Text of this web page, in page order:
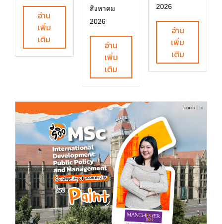
อ่าน
เพิ่ม
เติม
สิงหาคม
2026
อ่าน
เพิ่ม
เติม
2026
อ่าน
เพิ่ม
เติม